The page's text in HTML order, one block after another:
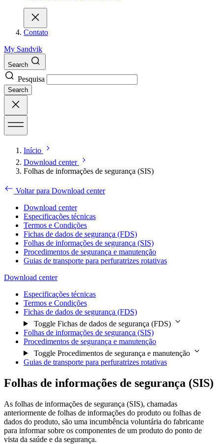
Contato
My Sandvik
Search
Pesquisa
Search
Início
Download center
Folhas de informações de segurança (SIS)
Voltar para Download center
Download center
Especificações técnicas
Termos e Condições
Fichas de dados de segurança (FDS)
Folhas de informações de segurança (SIS)
Procedimentos de segurança e manutenção
Guias de transporte para perfuratrizes rotativas
Download center
Especificações técnicas
Termos e Condições
Fichas de dados de segurança (FDS)
Toggle Fichas de dados de segurança (FDS)
Folhas de informações de segurança (SIS)
Procedimentos de segurança e manutenção
Toggle Procedimentos de segurança e manutenção
Guias de transporte para perfuratrizes rotativas
Folhas de informações de segurança (SIS)
As folhas de informações de segurança (SIS), chamadas
anteriormente de folhas de informações do produto ou folhas de
dados do produto, são uma incumbência voluntária do fabricante
para informar sobre os componentes de um produto do ponto de
vista da saúde e da segurança.